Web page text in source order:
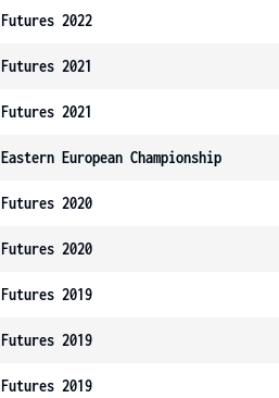
Futures 2022
Futures 2021
Futures 2021
Eastern European Championship
Futures 2020
Futures 2020
Futures 2019
Futures 2019
Futures 2019